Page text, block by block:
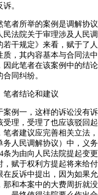
诉。
笔者所举的案例是调解协
民法院关于审理涉及人民
若干规定》来看，赋于了
质，其内容基本与合同法
因此笔者在该案例中的结
合同纠纷。
笔者结论和建议
案例一，这样的诉讼没有
受理，受理了也应该驳回
笔者建议应完善相关立法
务人民调解协议）中，义
条为由向人民法院提起变
，赋于权利方提起将来给
在反诉中提出，因为如果
那和本案中的大费周折就